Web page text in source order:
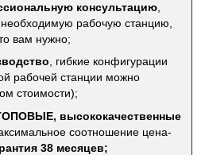
консультацию
рабочую станцию,
вам нужно;
, гибкие конфигурации
рабочей станции можно
стоимости);
высококачественные
соотношение цена-
38 месяцев;